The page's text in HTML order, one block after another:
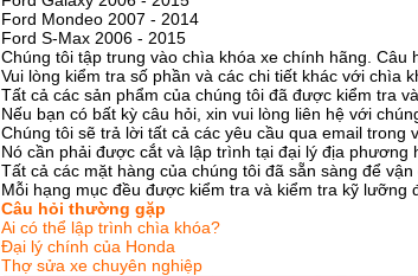
Ford Mondeo 2007 - 2014
Ford S-Max 2006 - 2015
Chúng tôi tập trung vào chìa khóa xe chính hãng. Câu
Vui lòng kiểm tra số phần và các chi tiết khác với chìa
Tất cả các sản phẩm của chúng tôi đã được kiểm tra
Nếu bạn có bất kỳ câu hỏi, xin vui lòng liên hệ với
Chúng tôi sẽ trả lời tất cả các yêu cầu qua email trong
Nó cần phải được cắt và lập trình tại đại lý địa phương
Tất cả các mặt hàng của chúng tôi đã sẵn sàng để
Mỗi hạng mục đều được kiểm tra và kiểm tra kỹ lưỡng
Câu hỏi thường gặp
Ai có thể lập trình chìa khóa?
Đại lý chính của Honda
Thợ sửa xe chuyên nghiệp